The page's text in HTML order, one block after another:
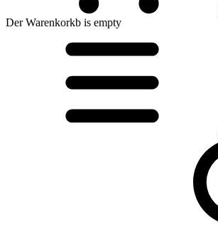
Der Warenkorkb is empty